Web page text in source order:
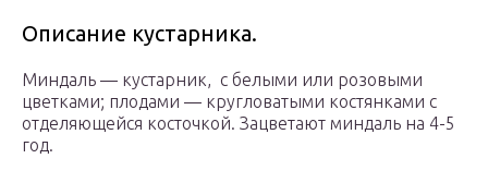
Описание кустарника.
Миндаль — кустарник, с белыми или розовыми
цветками; плодами — кругловатыми костянками с
отделяющейся косточкой. Зацветают миндаль на 4-5
год.